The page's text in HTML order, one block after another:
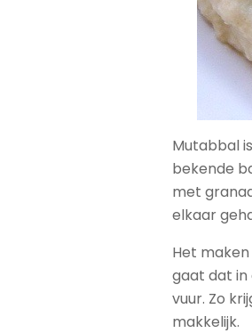
Mutabbal
bekende
met
elkaar
Het
gaat dat in
vuur. Zo
makkelijk.